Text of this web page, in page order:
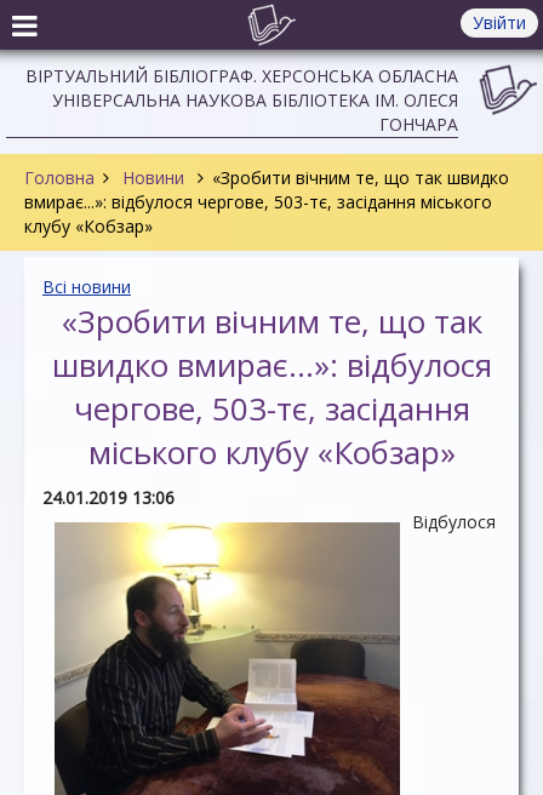
Увійти
ВІРТУАЛЬНИЙ БІБЛІОГРАФ. ХЕРСОНСЬКА ОБЛАСНА
УНІВЕРСАЛЬНА НАУКОВА БІБЛІОТЕКА ІМ. ОЛЕСЯ
ГОНЧАРА
Головна Новини
«Зробити вічним те, що так швидко
вмирає...»: відбулося чергове, 503-тє, засідання міського
клубу «Кобзар»
Всі новини
«Зробити вічним те, що так
швидко вмирає...»: відбулося
чергове, 503-тє, засідання
міського клубу «Кобзар»
24.01.2019 13:06
Відбулося